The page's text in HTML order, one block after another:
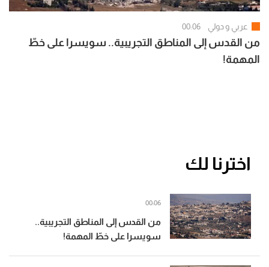
عربي و دولي 00:06
من القدس إلى المناطق التجريبية.. سويسرا على خطّ
المهمة!
اخترنا لك
من القدس إلى المناطق التجريبية..
سويسرا على خطّ المهمة!
00:06